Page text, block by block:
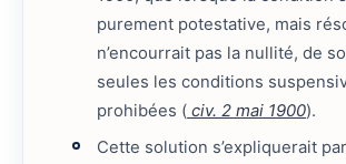
purement potestative, mais
n’encourrait pas la nullité, de
seules les conditions
prohibées ( civ. 2 mai 1900).
Cette solution s’expliquerait